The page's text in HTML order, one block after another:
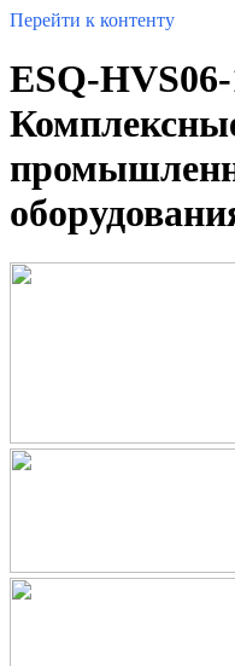
Перейти к контенту
ESQ-